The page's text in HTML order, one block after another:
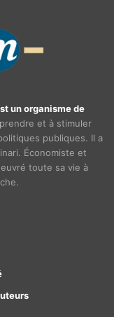
un organisme de
et à stimuler
publiques. Il a
Économiste et
toute sa vie à